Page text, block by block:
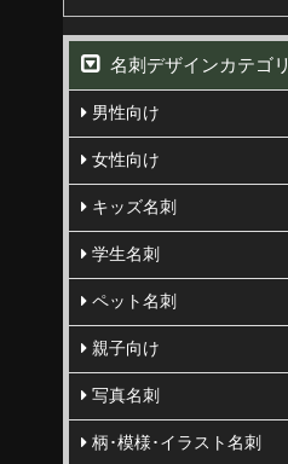
名刺デザインカテゴリ
男性向け
女性向け
キッズ名刺
学生名刺
ペット名刺
親子向け
写真名刺
柄･模様･イラスト名刺